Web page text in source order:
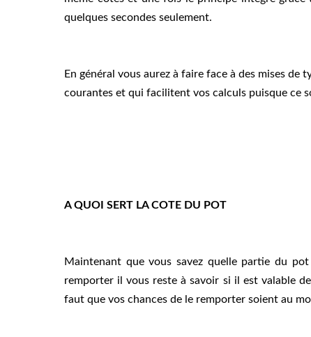
quelques secondes seulement.
En général vous aurez à faire face à des mises
courantes et qui facilitent vos calculs puisque ce
A QUOI SERT LA COTE DU POT
Maintenant que vous savez quelle partie du
remporter il vous reste à savoir si il est valable
faut que vos chances de le remporter soient au